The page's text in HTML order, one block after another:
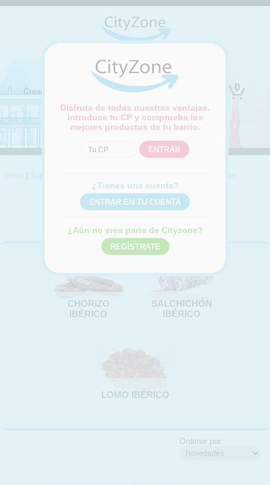
(Cambiar ubicación)
Crear cuenta Iniciar sesión 0
Disfruta de todas nuestras ventajas.
Introduce tu CP y comprueba los
mejores productos de tu barrio.
¿Tienes una cuenta?
¿Aún no eres parte de Cityzone?
Inicio Supermercado Embutidos Ibéricos
EMBUTIDOS IBÉRICOS
CHORIZO
IBÉRICO
SALCHICHÓN
IBÉRICO
LOMO IBÉRICO
Ordenar por: